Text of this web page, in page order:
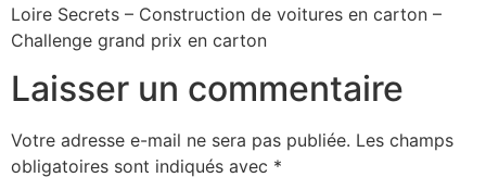
Loire Secrets – Construction de voitures en carton –
Challenge grand prix en carton
Laisser un commentaire
Votre adresse e-mail ne sera pas publiée. Les champs
obligatoires sont indiqués avec *